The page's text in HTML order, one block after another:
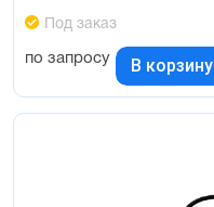
Под заказ
по запросу В корзину